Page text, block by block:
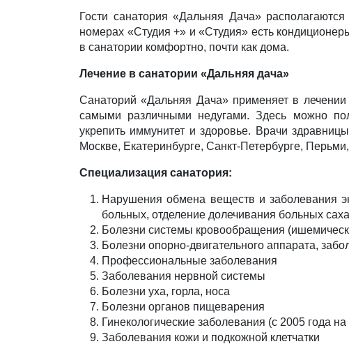
Гости санатория «Дальняя Дача»
номерах «Студия +» и «Студия» есть
в санатории комфортно, почти как дома.
Лечение в санатории «Дальняя дача»
Санаторий «Дальняя Дача» применяет в
самыми различными недугами. Здесь можно
укрепить иммунитет и здоровье. Врачи
Москве, Екатеринбурге, Санкт-Петербурге,
Специализация санатория:
Нарушения обмена веществ и заболевания
больных, отделение долечивания больных
Болезни системы кровообращения
Болезни опорно-двигательного аппарата,
Профессиональные заболевания
Заболевания нервной системы
Болезни уха, горла, носа
Болезни органов пищеварения
Гинекологические заболевания (с 2005 года
Заболевания кожи и подкожной клетчатки